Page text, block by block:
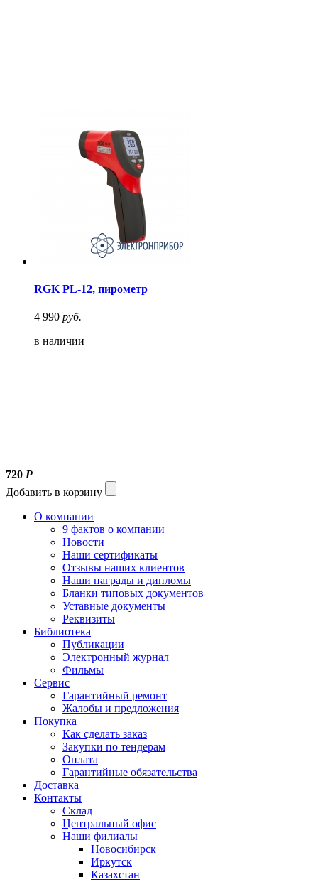
RGK PL-12, пирометр
4 990 руб.
в наличии
720 Р
Добавить в корзину
О компании
9 фактов о компании
Новости
Наши сертификаты
Отзывы наших клиентов
Наши награды и дипломы
Бланки типовых документов
Уставные документы
Реквизиты
Библиотека
Публикации
Электронный журнал
Фильмы
Сервис
Гарантийный ремонт
Жалобы и предложения
Покупка
Как сделать заказ
Закупки по тендерам
Оплата
Гарантийные обязательства
Доставка
Контакты
Склад
Центральный офис
Наши филиалы
Новосибирск
Иркутск
Казахстан